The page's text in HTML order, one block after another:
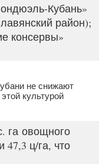
Кубань»
район);
консервы»
не снижают
культурой
га овощного
47,3 ц/га, что